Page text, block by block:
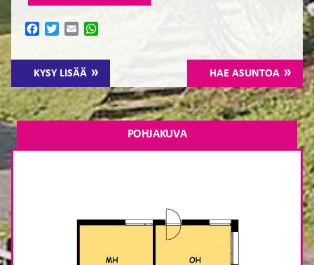
KYSY LISÄÄ HAE ASUNTOA
FacebookTwitterEmail
POHJAKUVA